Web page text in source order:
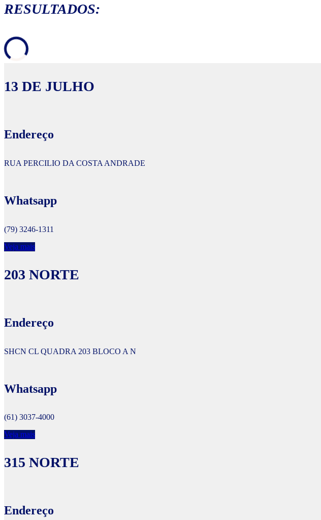
RESULTADOS:
13 DE JULHO
Endereço
RUA PERCILIO DA COSTA ANDRADE
Whatsapp
(79) 3246-1311
Veja mais
203 NORTE
Endereço
SHCN CL QUADRA 203 BLOCO A N
Whatsapp
(61) 3037-4000
Veja mais
315 NORTE
Endereço